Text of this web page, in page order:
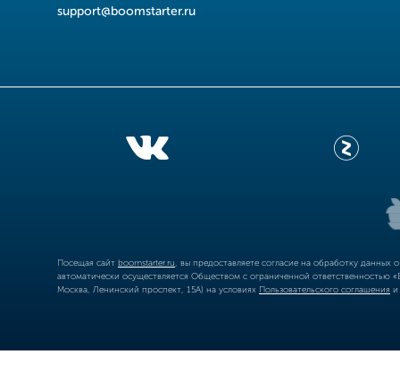
support@boomstarter.ru
Посещая сайт boomstarter.ru , вы предоставляете согласие на обработку
автоматически осуществляется Обществом с ограниченной
Москва, Ленинский проспект, 15А) на условиях Пользовательского соглашения и